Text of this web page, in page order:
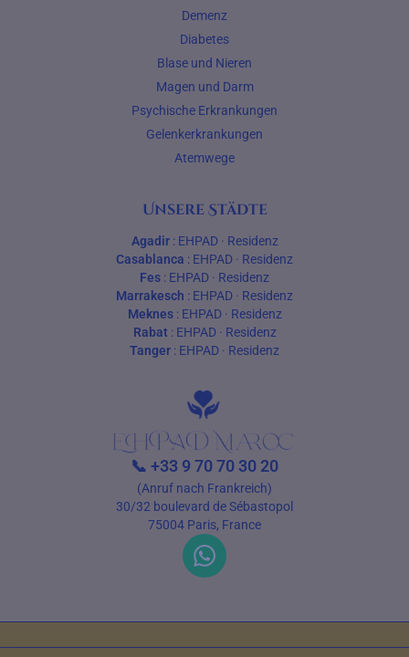
Demenz
Diabetes
Blase und Nieren
Magen und Darm
Psychische Erkrankungen
Gelenkerkrankungen
Atemwege
Unsere Städte
Agadir: EHPAD· Residenz
Casablanca : EHPAD · Residenz
Fes : EHPAD · Residenz
Marrakesch : EHPAD · Residenz
Meknes: EHPAD· Residenz
Rabat: EHPAD· Residenz
Tanger : EHPAD · Residenz
📞 +33 9 70 70 30 20
(Anruf nach Frankreich)
30/32 boulevard de Sébastopol
75004 Paris, France